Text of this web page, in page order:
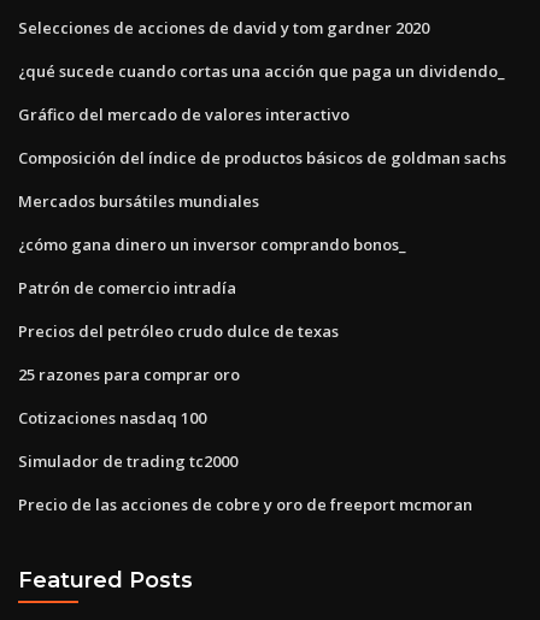
Selecciones de acciones de david y tom gardner 2020
¿qué sucede cuando cortas una acción que paga un dividendo_
Gráfico del mercado de valores interactivo
Composición del índice de productos básicos de goldman sachs
Mercados bursátiles mundiales
¿cómo gana dinero un inversor comprando bonos_
Patrón de comercio intradía
Precios del petróleo crudo dulce de texas
25 razones para comprar oro
Cotizaciones nasdaq 100
Simulador de trading tc2000
Precio de las acciones de cobre y oro de freeport mcmoran
Featured Posts